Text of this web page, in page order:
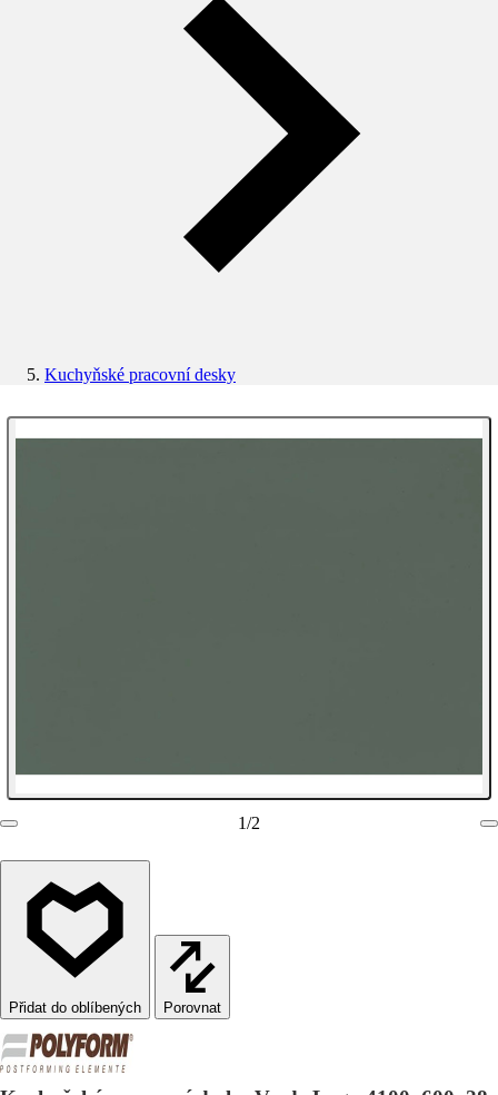
Kuchyňské pracovní desky
1/2
Porovnat